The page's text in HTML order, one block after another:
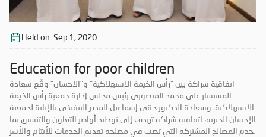
Held on:Sep 1, 2020
Education for poor children
اتفاقية شراكة بين "رأس الخيمة الاستهلاكية" و"الإحسان" وقّع سعادة
المستشار علي محمد المنصوري رئيس مجلس إدارة جمعية رأس الخيمة
الاستهلاكية، وسعادة الدكتور حقي إسماعيل المدير التنفيذي بالإنابة لجمعية
الإحسان الخيرية، اتفاقية شراكة تهدف إلى توطيد أواصر التعاون والتنسيق بما
يخدم المصالح المشتركة التي تصب في مصلحة تقديم الخدمات للأيتام والأسر